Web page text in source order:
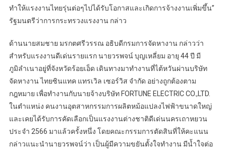
ทำให้แรงงานไทยรุ่นต่อๆไปได้รับโอกาสและเกิดการจ้างงานเพิ่มขึ้น”
รัฐมนตรีว่าการกระทรวงแรงงาน กล่าว
ด้านนายสมชาย มรกตศรีวรรณ อธิบดีกรมการจัดหางาน กล่าวว่า
สำหรับแรงงานดีเด่นรายแรก นายวรพจน์ บุญเหลี่ยม อายุ 44 ปี มี
ภูมิลำเนาอยู่ที่จังหวัดร้อยเอ็ด เดินทางมาทำงานที่ไต้หวันผ่านบริษัท
จัดหางาน ไทยซินแทค แทรเวิล เซอร์วิส จำกัด อย่างถูกต้องตาม
กฎหมาย เพื่อทำงานกับนายจ้างบริษัท FORTUNE ELECTRIC CO.,LTD.
ในตำแหน่ง คนงานอุตสาหกรรมการผลิตหม้อแปลงไฟฟ้าขนาดใหญ่
และเคยได้รับการคัดเลือกเป็นแรงงานต่างชาติดีเด่นนครเถาหยวน
ประจำ 2566 มาแล้วครั้งหนึ่ง โดยคณะกรรมการตัดสินที่ให้คะแนน
กล่าวแนะนำนายวรพจน์ว่า เป็นผู้มีความขยันตั้งใจทำงาน มีน้ำใจต่อ